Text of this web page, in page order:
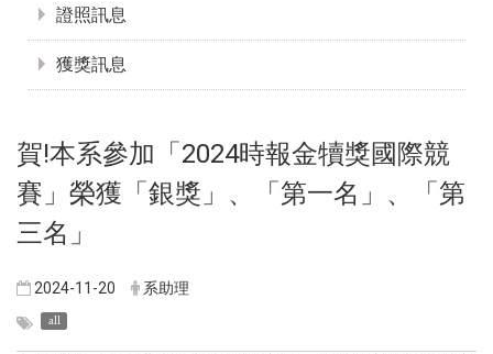
證照訊息
獲獎訊息
賀!本系參加「2024時報金犢獎國際競
賽」榮獲「銀獎」、「第一名」、「第
三名」
2024-11-20 系助理
all